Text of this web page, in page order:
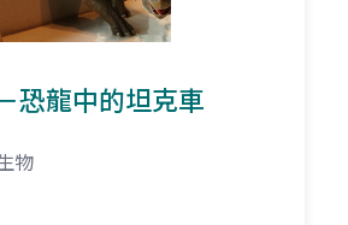
恐龍中的坦克車
物